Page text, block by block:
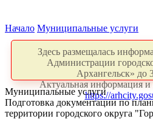
Начало Муниципальные услуги
Здесь размещалась
Администрации
Архангельск» до
Актуальная информация и
https://
Муниципальные услуги
Подготовка документации по
территории городского округа